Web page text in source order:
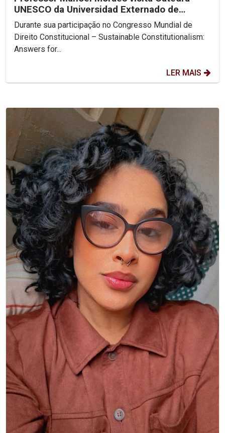
UNESCO da Universidad Externado de
Colombia
Durante sua participação no Congresso Mundial de
Direito Constitucional – Sustainable Constitutionalism:
Answers for...
LER MAIS